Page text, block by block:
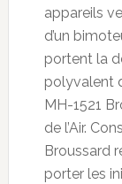
appareils
d’un
portent la
polyvalent
MH-1521
de l’Air.
Broussard
porter les